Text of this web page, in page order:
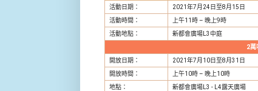
活動日期： 2021年7月 24 日至8月 15 日
活動時間： 上午11 時– 晚上9時
活動地點： 新都會廣場 L3 中庭
2萬
開放日期：
2021年7月 10日至8月31 日
開放時間： 上午10時– 晚上10時
地點：
新都會廣場 L3 - L4露天廣場